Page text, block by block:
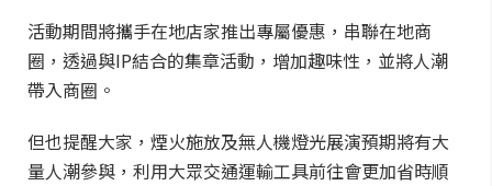
活動期間將攜手在地店家推出專屬優惠，串聯在地商
圈，透過與IP結合的集章活動，增加趣味性，並將人潮
帶入商圈。
但也提醒大家，煙火施放及無人機燈光展演預期將有大
量人潮參與，利用大眾交通運輸工具前往會更加省時順